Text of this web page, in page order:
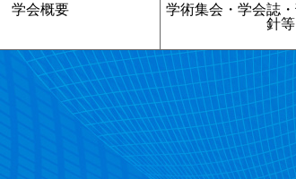
学会概要
学術集会・学会誌
針等
総会・学術講演会の
過去の総会・学術講
奨励賞
学会誌情報
学会誌投稿規定
口腔咽頭の臨床
扁桃病巣疾患診療の
植込み型舌下神経電
パワーデバイスを用
アデノイド手術の手
上咽頭擦過療法（
Abrasive Therapy：